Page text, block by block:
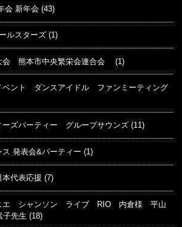
会 新年会 (43)
ルスターズ (1)
会 熊本市中央繁栄会連合会 (1)
ント ダンスアイドル ファンミーティング
ズパーティー グループサウンズ (11)
発表会&パーティー (1)
代表応援 (7)
エ シャンソン ライブ RIO 内倉様 平山
先生 (18)